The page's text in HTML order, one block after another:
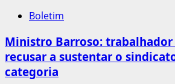
INSS
a
conceder
auxílio
Boletim
Ministro Barroso: trabalhador
recusar a sustentar o
categoria